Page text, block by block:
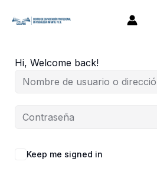
Hi, Welcome back!
Keep me signed in